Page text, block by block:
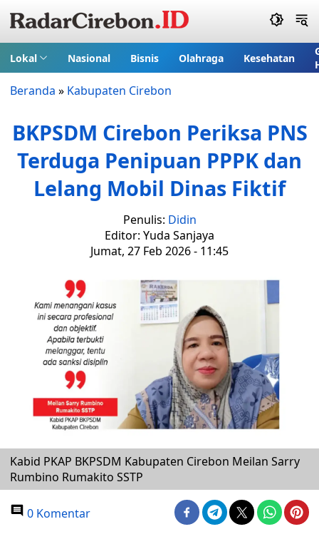
Lokal Nasional Bisnis Olahraga Kesehatan
Beranda » Kabupaten Cirebon
BKPSDM Cirebon Periksa PNS
Terduga Penipuan PPPK dan
Lelang Mobil Dinas Fiktif
Penulis: Didin
Editor: Yuda Sanjaya
Jumat, 27 Feb 2026 - 11:45
Kabid PKAP BKPSDM Kabupaten Cirebon Meilan Sarry
Rumbino Rumakito SSTP
0 Komentar